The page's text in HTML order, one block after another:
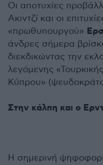
Οι αποτυχίες
Ακιντζί και οι
«πρωθυπουργού»
άνδρες σήμερα
διεκδικώντας την
λεγόμενης
Κύπρου»
Στην κάλπη και ο
Η σημερινή